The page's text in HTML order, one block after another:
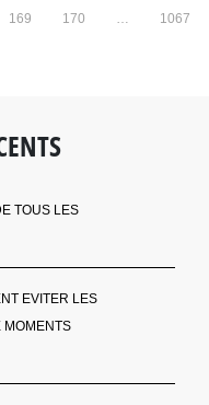
169 170 1067
TOUS LES
EVITER LES
MOMENTS